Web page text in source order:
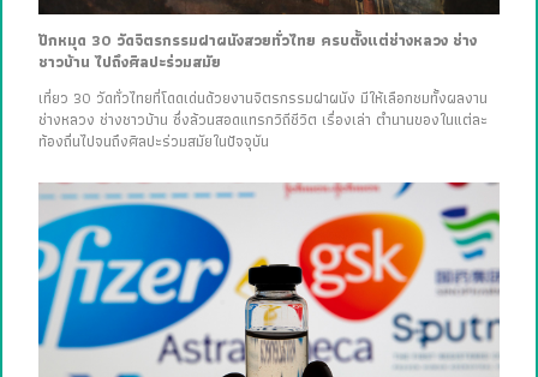
ปักหมุด 30 วัดจิตรกรรมฝาผนังสวยทั่วไทย ครบตั้งแต่ช่างหลวง ช่าง
ชาวบ้าน ไปถึงศิลปะร่วมสมัย
เที่ยว 30 วัดทั่วไทยที่โดดเด่นด้วยงานจิตรกรรมฝาผนัง มีให้เลือกชมทั้งผลงาน
ช่างหลวง ช่างชาวบ้าน ซึ่งล้วนสอดแทรกวิถีชีวิต เรื่องเล่า ตำนานของในแต่ละ
ท้องถิ่นไปจนถึงศิลปะร่วมสมัยในปัจจุบัน